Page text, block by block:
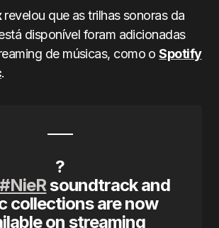
revelou que as trilhas sonoras da
disponível foram adicionadas
de músicas, como oSpotify
.
?
#NieRsoundtrack and
collections are now
on streaming